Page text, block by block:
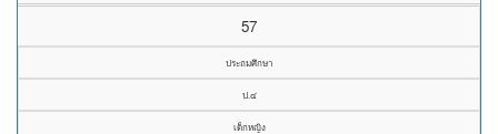
57
ประถมศึกษา
ป.๔
เด็กหญิง